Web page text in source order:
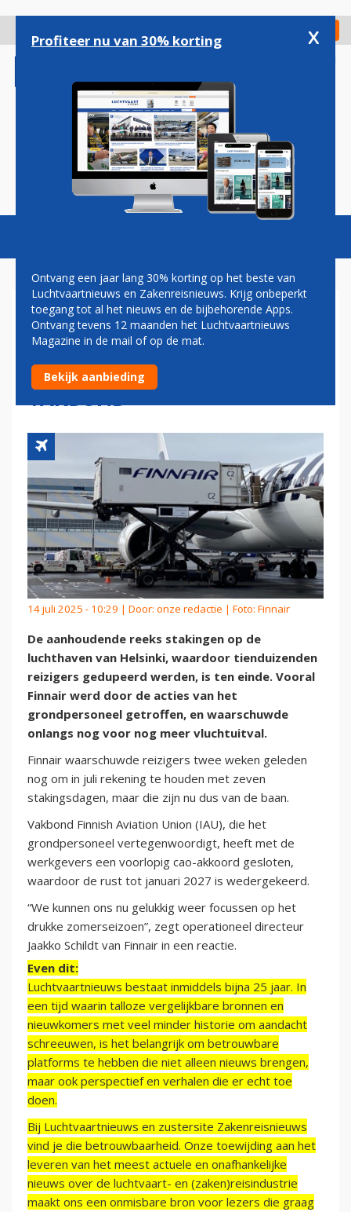
gaan
Check in
Magazine Podcasts Vacatures
RUST IN FINLAND:
STAKINGSGOLF VOORBIJ
DOOR AKKOORD MET
VAKBOND
14 juli 2025 - 10:29 | Door: onze redactie | Foto: Finnair
De aanhoudende reeks stakingen op de
luchthaven van Helsinki, waardoor tienduizenden
reizigers gedupeerd werden, is ten einde. Vooral
Finnair werd door de acties van het
grondpersoneel getroffen, en waarschuwde
onlangs nog voor nog meer vluchtuitval.
Finnair waarschuwde reizigers twee weken geleden
nog om in juli rekening te houden met zeven
stakingsdagen, maar die zijn nu dus van de baan.
Vakbond Finnish Aviation Union (IAU), die het
grondpersoneel vertegenwoordigt, heeft met de
werkgevers een voorlopig cao-akkoord gesloten,
waardoor de rust tot januari 2027 is wedergekeerd.
“We kunnen ons nu gelukkig weer focussen op het
drukke zomerseizoen”, zegt operationeel directeur
Jaakko Schildt van Finnair in een reactie.
Even dit:
Luchtvaartnieuws bestaat inmiddels bijna 25 jaar. In
een tijd waarin talloze vergelijkbare bronnen en
nieuwkomers met veel minder historie om aandacht
schreeuwen, is het belangrijk om betrouwbare
platforms te hebben die niet alleen nieuws brengen,
maar ook perspectief en verhalen die er echt toe
doen.
Bij Luchtvaartnieuws en zustersite Zakenreisnieuws
vind je die betrouwbaarheid. Onze toewijding aan het
leveren van het meest actuele en onafhankelijke
nieuws over de luchtvaart- en (zaken)reisindustrie
maakt ons een onmisbare bron voor lezers die graag
Profiteer nu van 30% korting x
Ontvang een jaar lang 30% korting op het beste van
Luchtvaartnieuws en Zakenreisnieuws. Krijg onbeperkt
toegang tot al het nieuws en de bijbehorende Apps.
Ontvang tevens 12 maanden het Luchtvaartnieuws
Magazine in de mail of op de mat.
Bekijk aanbieding